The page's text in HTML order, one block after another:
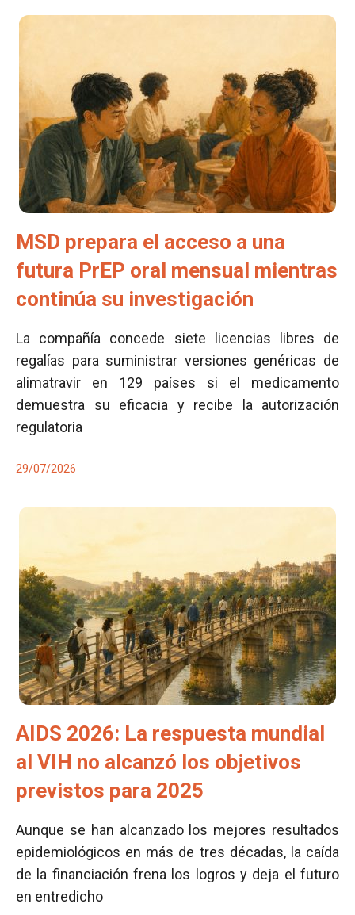
MSD prepara el acceso a una
futura PrEP oral mensual mientras
continúa su investigación
La compañía concede siete licencias libres de
regalías para suministrar versiones genéricas de
alimatravir en 129 países si el medicamento
demuestra su eficacia y recibe la autorización
regulatoria
29/07/2026
AIDS 2026: La respuesta mundial
al VIH no alcanzó los objetivos
previstos para 2025
Aunque se han alcanzado los mejores resultados
epidemiológicos en más de tres décadas, la caída
de la financiación frena los logros y deja el futuro
en entredicho